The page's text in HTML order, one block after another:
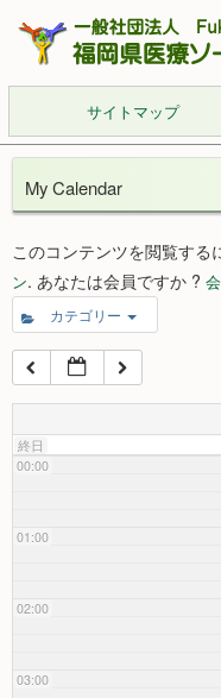
サイトマップ
My Calendar
このコンテンツを閲覧する
ン. あなたは会員ですか ?
カテゴリー
終日
00:00
01:00
02:00
03:00